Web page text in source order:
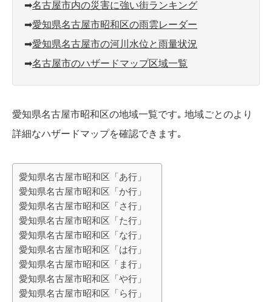
➡︎名古屋市内の災害に強い街ランキング
➡︎愛知県名古屋市昭和区の雨雲レーダー
➡︎愛知県名古屋市の河川水位と雨量状況
➡︎名古屋市のハザードマップ区域一覧
愛知県名古屋市昭和区の地域一覧です｡ 地域ごとのより
詳細なハザードマップを確認できます｡
愛知県名古屋市昭和区「あ行」
愛知県名古屋市昭和区「か行」
愛知県名古屋市昭和区「さ行」
愛知県名古屋市昭和区「た行」
愛知県名古屋市昭和区「な行」
愛知県名古屋市昭和区「は行」
愛知県名古屋市昭和区「ま行」
愛知県名古屋市昭和区「や行」
愛知県名古屋市昭和区「ら行」